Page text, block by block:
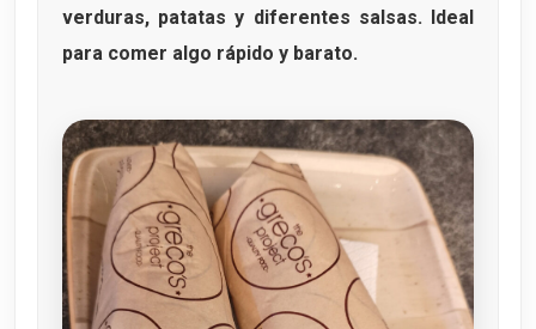
verduras, patatas y diferentes salsas. Ideal
para comer algo rápido y barato.